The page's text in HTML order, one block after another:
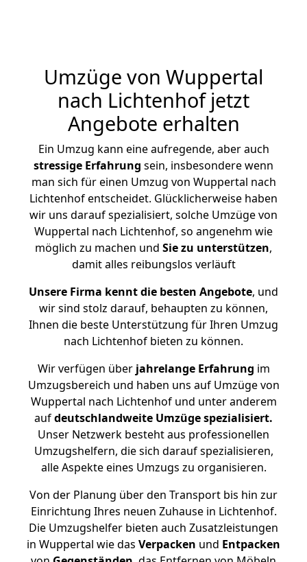
Umzüge von Wuppertal
nach Lichtenhof jetzt
Angebote erhalten
Ein Umzug kann eine aufregende, aber auch
stressige Erfahrung sein, insbesondere wenn
man sich für einen Umzug von Wuppertal nach
Lichtenhof entscheidet. Glücklicherweise haben
wir uns darauf spezialisiert, solche Umzüge von
Wuppertal nach Lichtenhof, so angenehm wie
möglich zu machen und Sie zu unterstützen,
damit alles reibungslos verläuft
Unsere Firma kennt die besten Angebote, und
wir sind stolz darauf, behaupten zu können,
Ihnen die beste Unterstützung für Ihren Umzug
nach Lichtenhof bieten zu können.
Wir verfügen überjahrelange Erfahrung im
Umzugsbereich und haben uns auf Umzüge von
Wuppertal nach Lichtenhof und unter anderem
aufdeutschlandweite Umzüge spezialisiert.
Unser Netzwerk besteht aus professionellen
Umzugshelfern, die sich darauf spezialisieren,
alle Aspekte eines Umzugs zu organisieren.
Von der Planung über den Transport bis hin zur
Einrichtung Ihres neuen Zuhause in Lichtenhof.
Die Umzugshelfer bieten auch Zusatzleistungen
in Wuppertal wie das Verpacken und Entpacken